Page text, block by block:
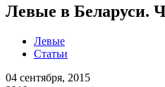
Левые в Беларуси.
Левые
Статьи
04 сентября, 2015